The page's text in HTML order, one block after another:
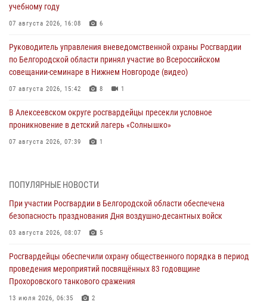
учебному году
07 августа 2026, 16:08 6
Руководитель управления вневедомственной охраны Росгвардии
по Белгородской области принял участие во Всероссийском
совещании-семинаре в Нижнем Новгороде (видео)
07 августа 2026, 15:42 8 1
В Алексеевском округе росгвардейцы пресекли условное
проникновение в детский лагерь «Солнышко»
07 августа 2026, 07:39 1
Подвиги героев‑росгвардейцев увековечили в новой музейной
экспозиции белгородского музея‑диорамы «Курская битва.
06 августа 2026, 12:05 3
В Белгороде росгвардейцы проверяют готовность спортивных школ
областного центра к новому учебному году
ПОПУЛЯРНЫЕ НОВОСТИ
При участии Росгвардии в Белгородской области обеспечена
безопасность празднования Дня воздушно-десантных войск
03 августа 2026, 08:07 5
Росгвардейцы обеспечили охрану общественного порядка в период
проведения мероприятий посвящённых 83 годовщине
Прохоровского танкового сражения
13 июля 2026, 06:35 2